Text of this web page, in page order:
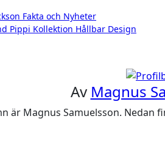
Fakta och Nyheter
Pippi Kollektion Hållbar Design
Av Magnus
är Magnus Samuelsson. Nedan